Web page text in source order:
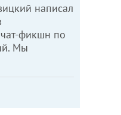
написал
фикшн по
Мы